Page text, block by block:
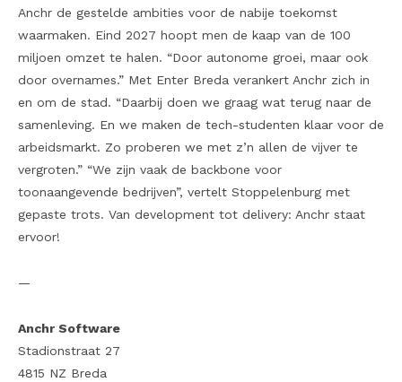
Anchr de gestelde ambities voor de nabije toekomst
waarmaken. Eind 2027 hoopt men de kaap van de 100
miljoen omzet te halen. “Door autonome groei, maar ook
door overnames.” Met Enter Breda verankert Anchr zich in
en om de stad. “Daarbij doen we graag wat terug naar de
samenleving. En we maken de tech-studenten klaar voor de
arbeidsmarkt. Zo proberen we met z’n allen de vijver te
vergroten.” “We zijn vaak de backbone voor
toonaangevende bedrijven”, vertelt Stoppelenburg met
gepaste trots. Van development tot delivery: Anchr staat
ervoor!
—
Anchr Software
Stadionstraat 27
4815 NZ Breda